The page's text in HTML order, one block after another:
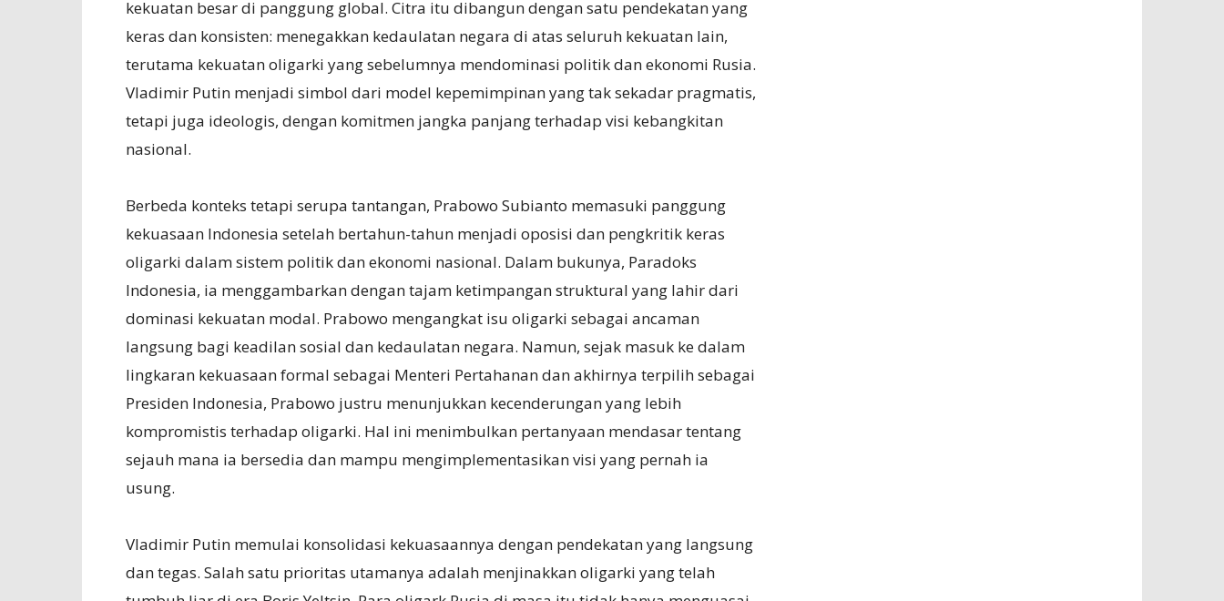
kekuatan besar di panggung global. Citra itu dibangun dengan satu pendekatan yang
keras dan konsisten: menegakkan kedaulatan negara di atas seluruh kekuatan lain,
terutama kekuatan oligarki yang sebelumnya mendominasi politik dan ekonomi Rusia.
Vladimir Putin menjadi simbol dari model kepemimpinan yang tak sekadar pragmatis,
tetapi juga ideologis, dengan komitmen jangka panjang terhadap visi kebangkitan
nasional.
Berbeda konteks tetapi serupa tantangan, Prabowo Subianto memasuki panggung
kekuasaan Indonesia setelah bertahun-tahun menjadi oposisi dan pengkritik keras
oligarki dalam sistem politik dan ekonomi nasional. Dalam bukunya, Paradoks
Indonesia, ia menggambarkan dengan tajam ketimpangan struktural yang lahir dari
dominasi kekuatan modal. Prabowo mengangkat isu oligarki sebagai ancaman
langsung bagi keadilan sosial dan kedaulatan negara. Namun, sejak masuk ke dalam
lingkaran kekuasaan formal sebagai Menteri Pertahanan dan akhirnya terpilih sebagai
Presiden Indonesia, Prabowo justru menunjukkan kecenderungan yang lebih
kompromistis terhadap oligarki. Hal ini menimbulkan pertanyaan mendasar tentang
sejauh mana ia bersedia dan mampu mengimplementasikan visi yang pernah ia
usung.
Vladimir Putin memulai konsolidasi kekuasaannya dengan pendekatan yang langsung
dan tegas. Salah satu prioritas utamanya adalah menjinakkan oligarki yang telah